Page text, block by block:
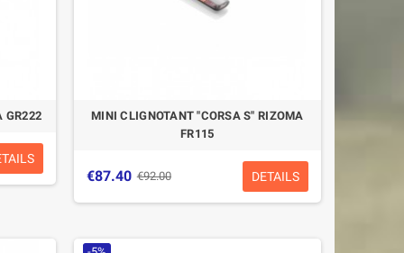
GR222
MINI CLIGNOTANT "CORSA S" RIZOMA
FR115
€87.40 €92.00 DETAILS